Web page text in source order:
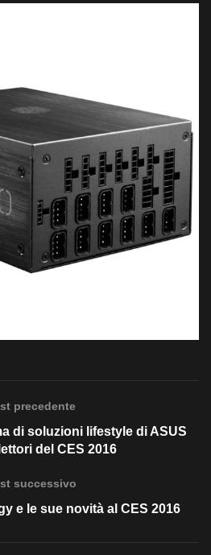
precedente
di soluzioni lifestyle di ASUS
del CES 2016
successivo
e le sue novità al CES 2016